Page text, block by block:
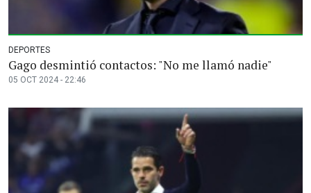
DEPORTES
Gago desmintió contactos: "No me llamó nadie"
05 OCT 2024 - 22:46